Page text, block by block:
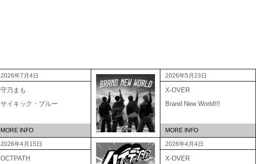
2026年7月4日
守乃まも
サイキック・ブルー
MORE INFO
2026年5月23日
X-OVER
Brand New World!!!
MORE INFO
2026年4月15日
OCTPATH
2026年4月4日
X-OVER